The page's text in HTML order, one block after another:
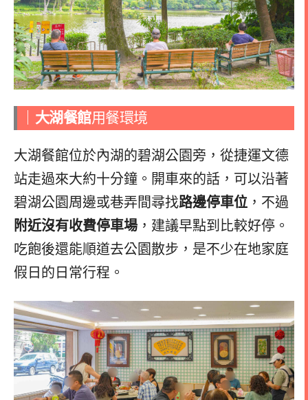
大湖餐館用餐環境
大湖餐館位於內湖的碧湖公園旁，從捷運文德
站走過來大約十分鐘。開車來的話，可以沿著
碧湖公園周邊或巷弄間尋找路邊停車位 ，不過
附近沒有收費停車場 ，建議早點到比較好停。
吃飽後還能順道去公園散步，是不少在地家庭
假日的日常行程。